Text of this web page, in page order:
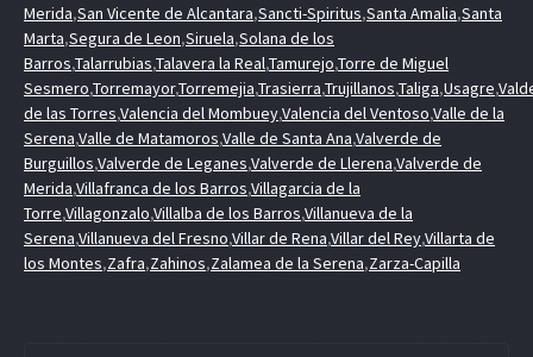
Merida,San Vicente de Alcantara,Sancti-Spiritus,Santa Amalia,Santa
Marta,Segura de Leon,Siruela,Solana de los
Barros,Talarrubias,Talavera la Real,Tamurejo,Torre de Miguel
Sesmero,Torremayor,Torremejia,Trasierra,Trujillanos,Taliga,Usagre,
de las Torres,Valencia del Mombuey,Valencia del Ventoso,Valle de la
Serena,Valle de Matamoros,Valle de Santa Ana,Valverde de
Burguillos,Valverde de Leganes,Valverde de Llerena,Valverde de
Merida,Villafranca de los Barros,Villagarcia de la
Torre,Villagonzalo,Villalba de los Barros,Villanueva de la
Serena,Villanueva del Fresno,Villar de Rena,Villar del Rey,Villarta de
los Montes,Zafra,Zahinos,Zalamea de la Serena,Zarza-Capilla